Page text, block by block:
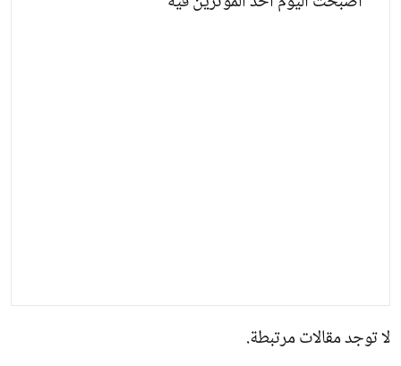
لا توجد مقالات مرتبطة.